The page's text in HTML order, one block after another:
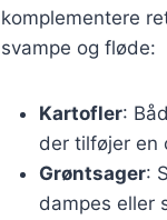
komplementere
svampe og fløde:
Kartofler:
der tilføjer en
Grøntsager:
dampes eller